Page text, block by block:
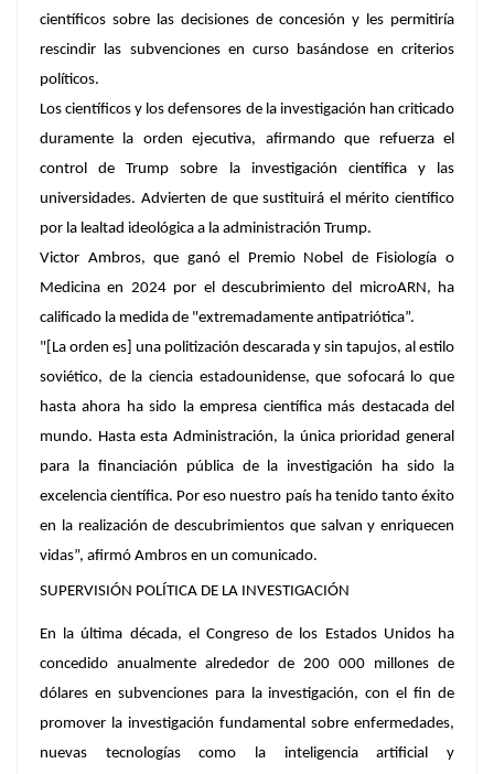
científicos sobre las decisiones de concesión y les permitiría
rescindir las subvenciones en curso basándose en criterios
políticos.
Los científicos y los defensores de la investigación han criticado
duramente la orden ejecutiva, afirmando que refuerza el
control de Trump sobre la investigación científica y las
universidades. Advierten de que sustituirá el mérito científico
por la lealtad ideológica a la administración Trump.
Victor Ambros, que ganó el Premio Nobel de Fisiología o
Medicina en 2024 por el descubrimiento del microARN, ha
calificado la medida de "extremadamente antipatriótica”.
"[La orden es] una politización descarada y sin tapujos, al estilo
soviético, de la ciencia estadounidense, que sofocará lo que
hasta ahora ha sido la empresa científica más destacada del
mundo. Hasta esta Administración, la única prioridad general
para la financiación pública de la investigación ha sido la
excelencia científica. Por eso nuestro país ha tenido tanto éxito
en la realización de descubrimientos que salvan y enriquecen
vidas”, afirmó Ambros en un comunicado.
SUPERVISIÓN POLÍTICA DE LA INVESTIGACIÓN
En la última década, el Congreso de los Estados Unidos ha
concedido anualmente alrededor de 200 000 millones de
dólares en subvenciones para la investigación, con el fin de
promover la investigación fundamental sobre enfermedades,
nuevas tecnologías como la inteligencia artificial y